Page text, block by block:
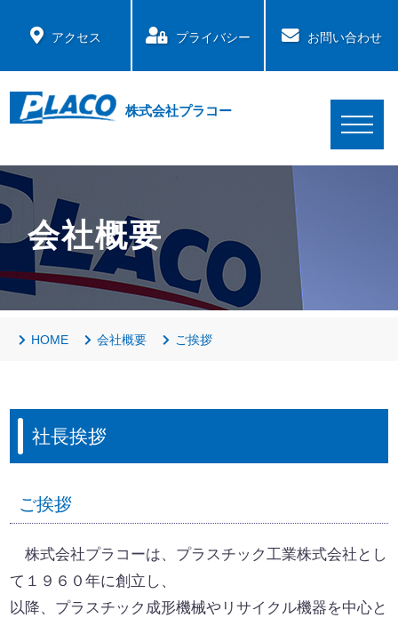
アクセス プライバシー お問い合わせ
株式会社プラコー
会社概要
HOME 会社概要 ご挨拶
社長挨拶
ご挨拶
株式会社プラコーは、プラスチック工業株式会社とし
て１９６０年に創立し、
以降、プラスチック成形機械やリサイクル機器を中心と